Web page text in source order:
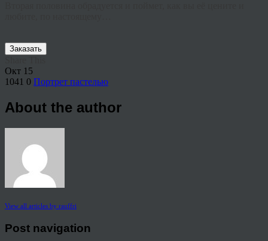
Заказать
Окт 15
1041 0 Портрет пастелью
About the author
View all articles by rauffri
Post navigation